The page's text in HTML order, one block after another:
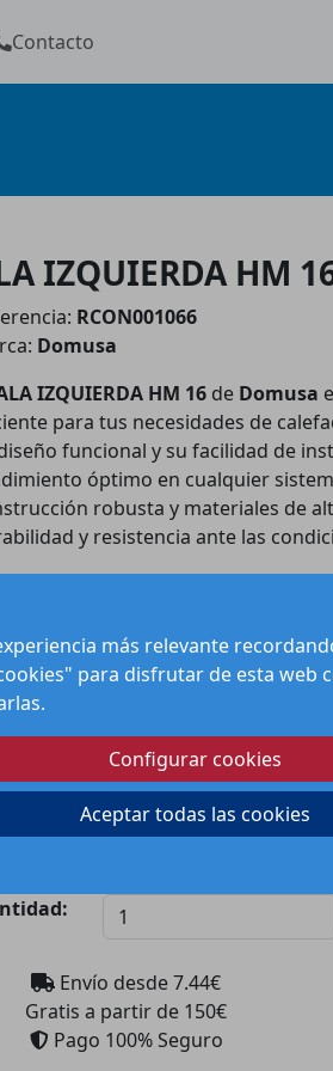
más relevante
para disfrutar de esta web
Configurar cookies
Aceptar todas las cookies
Contacto
IZQUIERDA HM
RCON001066
Domusa
IZQUIERDA HM 16 de Domusa
para tus necesidades de
funcional y su facilidad de
óptimo en cualquier
robusta y materiales de
y resistencia ante las
sus características
de calderas. Su instalación
tanto para profesionales como
de tener el respaldo de una
Precio:
Envío desde7.44€
Gratis a partir de 150€
Pago 100% Seguro